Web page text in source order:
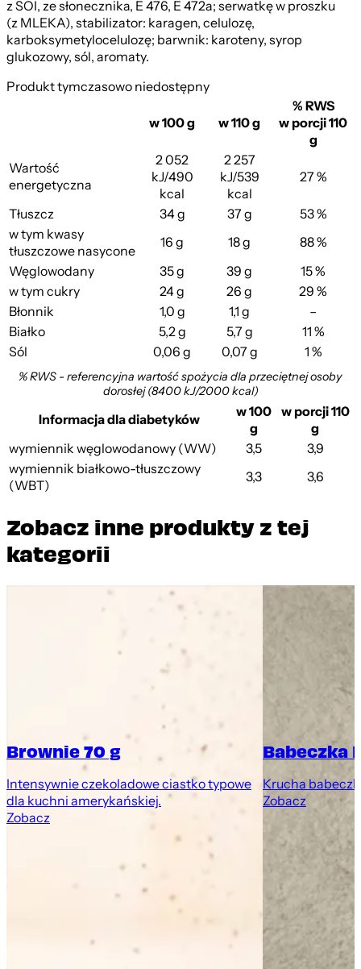
Mango
z SOI, ze słonecznika, E 476, E 472a; serwatkę w proszku
(z MLEKA), stabilizator: karagen, celulozę,
karboksymetylocelulozę; barwnik: karoteny, syrop
glukozowy, sól, aromaty.
Produkt tymczasowo niedostępny
w 100 g w 110 g
% RWS
w porcji 110
g
Wartość
energetyczna
2 052
kJ/490
kcal
2 257
kJ/539
kcal
27 %
Tłuszcz 34 g 37 g
53 %
w tym kwasy
tłuszczowe nasycone
16 g 18 g
88 %
Węglowodany
35 g 39 g
15 %
w tym cukry
24 g 26 g
29 %
Błonnik
1,0 g 1,1 g
–
Białko
5,2 g 5,7 g
11 %
Sól
0,06 g 0,07 g 1 %
% RWS - referencyjna wartość spożycia dla przeciętnej osoby
dorosłej (8400 kJ/2000 kcal)
Informacja dla diabetyków
w 100
g
w porcji 110
g
wymiennik węglowodanowy (WW)
3,5
3,9
wymiennik białkowo-tłuszczowy
(WBT)
3,3 3,6
Zobacz inne produkty z tej
kategorii
Brownie 70 g
Intensywnie czekoladowe ciastko typowe
dla kuchni amerykańskiej.
Zobacz
Babeczka
Krucha
Zobacz